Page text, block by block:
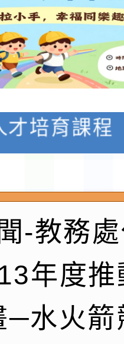
中心白海豚
才培育課程
115學年度
語及新住民
1份
育專業人
訊傳播委員
空）演習－
計畫」
融知識線上
課鐘點教
市115學年
-教務
年度
─水火箭